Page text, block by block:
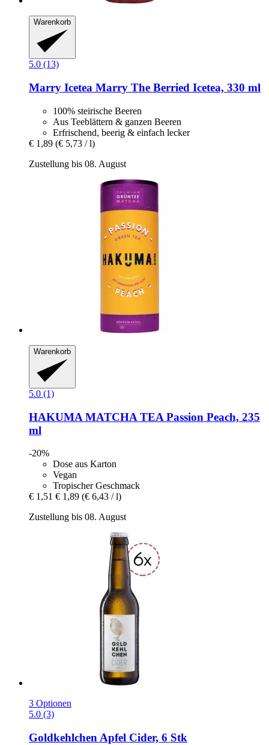
Warenkorb
5.0 (13)
Marry Icetea Marry The Berried Icetea, 330 ml
100% steirische Beeren
Aus Teeblättern & ganzen Beeren
Erfrischend, beerig & einfach lecker
€ 1,89 (€ 5,73 / l)
Zustellung bis 08. August
Warenkorb
5.0 (1)
HAKUMA MATCHA TEA Passion Peach, 235
ml
-20%
Dose aus Karton
Vegan
Tropischer Geschmack
€ 1,51 € 1,89 (€ 6,43 / l)
Zustellung bis 08. August
3 Optionen
5.0 (3)
Goldkehlchen Apfel Cider, 6 Stk